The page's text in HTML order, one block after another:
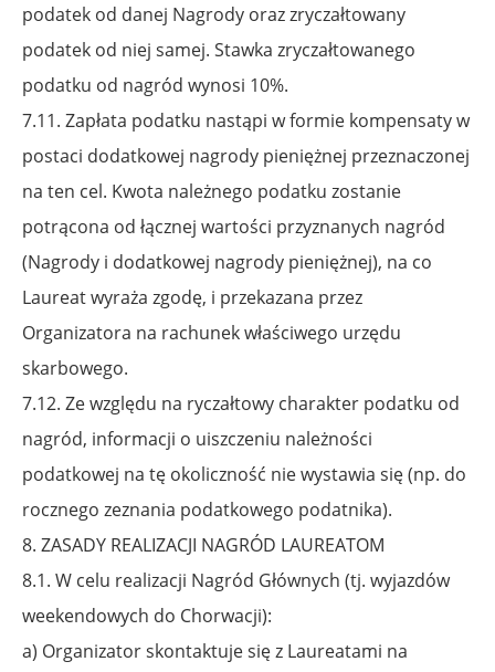
podatek od danej Nagrody oraz zryczałtowany
podatek od niej samej. Stawka zryczałtowanego
podatku od nagród wynosi 10%.
7.11. Zapłata podatku nastąpi w formie kompensaty w
postaci dodatkowej nagrody pieniężnej przeznaczonej
na ten cel. Kwota należnego podatku zostanie
potrącona od łącznej wartości przyznanych nagród
(Nagrody i dodatkowej nagrody pieniężnej), na co
Laureat wyraża zgodę, i przekazana przez
Organizatora na rachunek właściwego urzędu
skarbowego.
7.12. Ze względu na ryczałtowy charakter podatku od
nagród, informacji o uiszczeniu należności
podatkowej na tę okoliczność nie wystawia się (np. do
rocznego zeznania podatkowego podatnika).
8. ZASADY REALIZACJI NAGRÓD LAUREATOM
8.1. W celu realizacji Nagród Głównych (tj. wyjazdów
weekendowych do Chorwacji):
a) Organizator skontaktuje się z Laureatami na